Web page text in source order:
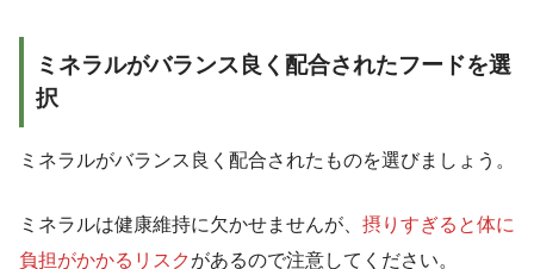
ミネラルがバランス良く配合されたフードを選
択
ミネラルがバランス良く配合されたものを選びましょう。
ミネラルは健康維持に欠かせませんが、 摂りすぎると体に
負担がかかるリスク があるので注意してください。